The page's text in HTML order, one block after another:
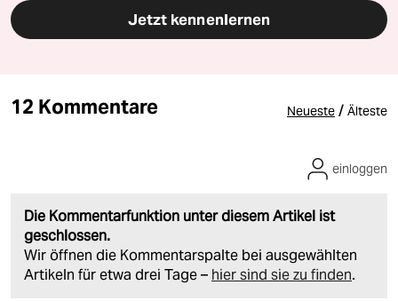
Jetzt kennenlernen
12 Kommentare Neueste / Älteste
Die Kommentarfunktion unter diesem Artikel ist
geschlossen.
Wir öffnen die Kommentarspalte bei ausgewählten
Artikeln für etwa drei Tage – hier sind sie zu finden.
einloggen